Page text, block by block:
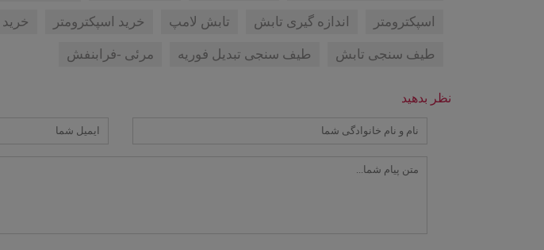
اسپکترومتر اندازه گیری تابش تابش لامپ خرید اسپکترومتر
طیف سنجی تابش طیف سنجی تبدیل فوریه مرئی -فرابنفش
نظر بدهید